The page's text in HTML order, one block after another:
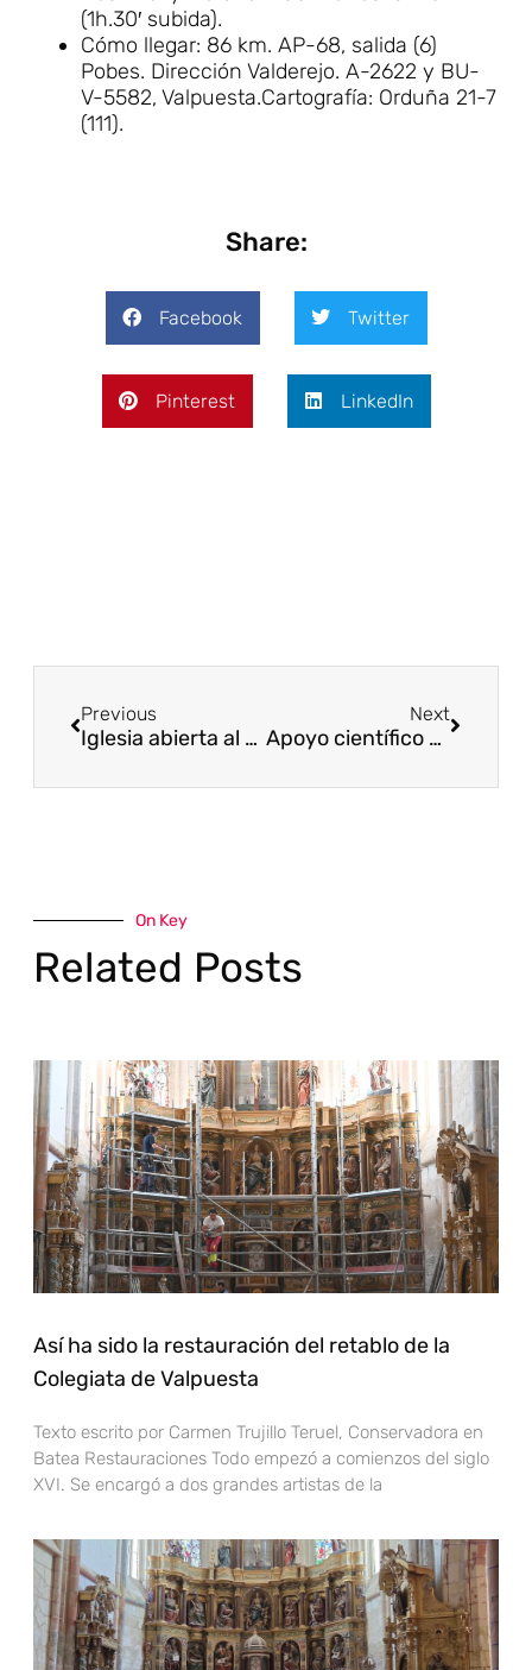
(1h.30′ subida).
Cómo llegar: 86 km. AP-68, salida (6)
Pobes. Dirección Valderejo. A-2622 y BU-
V-5582, Valpuesta.Cartografía: Orduña 21-7
(111).
Share:
Facebook Twitter
Pinterest LinkedIn
Previous
Iglesia abierta al turismo
Next
Apoyo científico a Valpuesta como cuna del paso del latín al castellano
On Key
Related Posts
Así ha sido la restauración del retablo de la
Colegiata de Valpuesta
Texto escrito por Carmen Trujillo Teruel, Conservadora en
Batea Restauraciones Todo empezó a comienzos del siglo
XVI. Se encargó a dos grandes artistas de la